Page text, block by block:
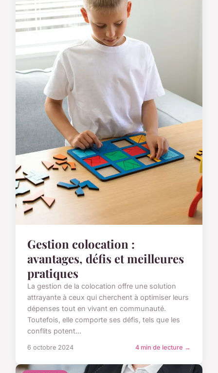
Gestion colocation :
avantages, défis et meilleures
pratiques
La gestion de la colocation offre une solution
attrayante à ceux qui cherchent à optimiser leurs
dépenses tout en vivant en communauté.
Toutefois, elle comporte ses défis, tels que les
conflits potent...
6 octobre 2024 4 min de lecture →